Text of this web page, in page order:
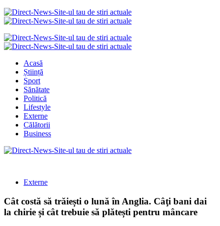
Acasă
Știință
Sport
Sănătate
Politică
Lifestyle
Externe
Călătorii
Business
Externe
Cât costă să trăiești o lună în Anglia. Câţi bani dai
la chirie și cât trebuie să plătești pentru mâncare